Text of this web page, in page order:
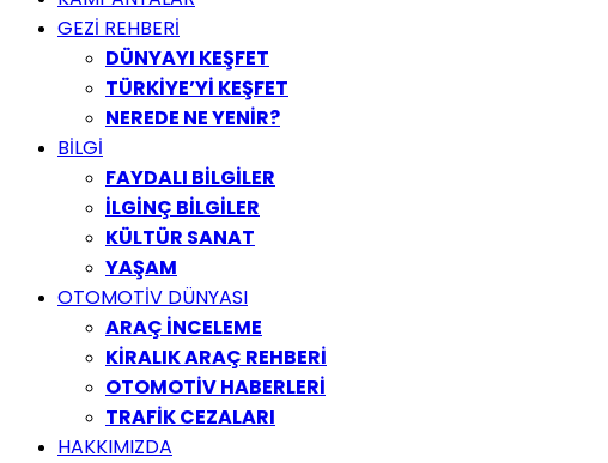
GEZİ REHBERİ
DÜNYAYI KEŞFET
TÜRKİYE’Yİ KEŞFET
NEREDE NE YENİR?
BİLGİ
FAYDALI BİLGİLER
İLGİNÇ BİLGİLER
KÜLTÜR SANAT
YAŞAM
OTOMOTİV DÜNYASI
ARAÇ İNCELEME
KİRALIK ARAÇ REHBERİ
OTOMOTİV HABERLERİ
TRAFİK CEZALARI
HAKKIMIZDA